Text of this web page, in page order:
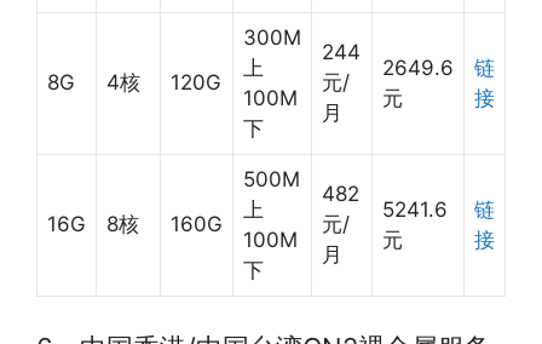
8G 4核 120G
300M
上
100M
下
244
元/
月
2649.6
元
链
接
16G 8核 160G
500M
上
100M
下
482
元/
月
5241.6
元
链
接